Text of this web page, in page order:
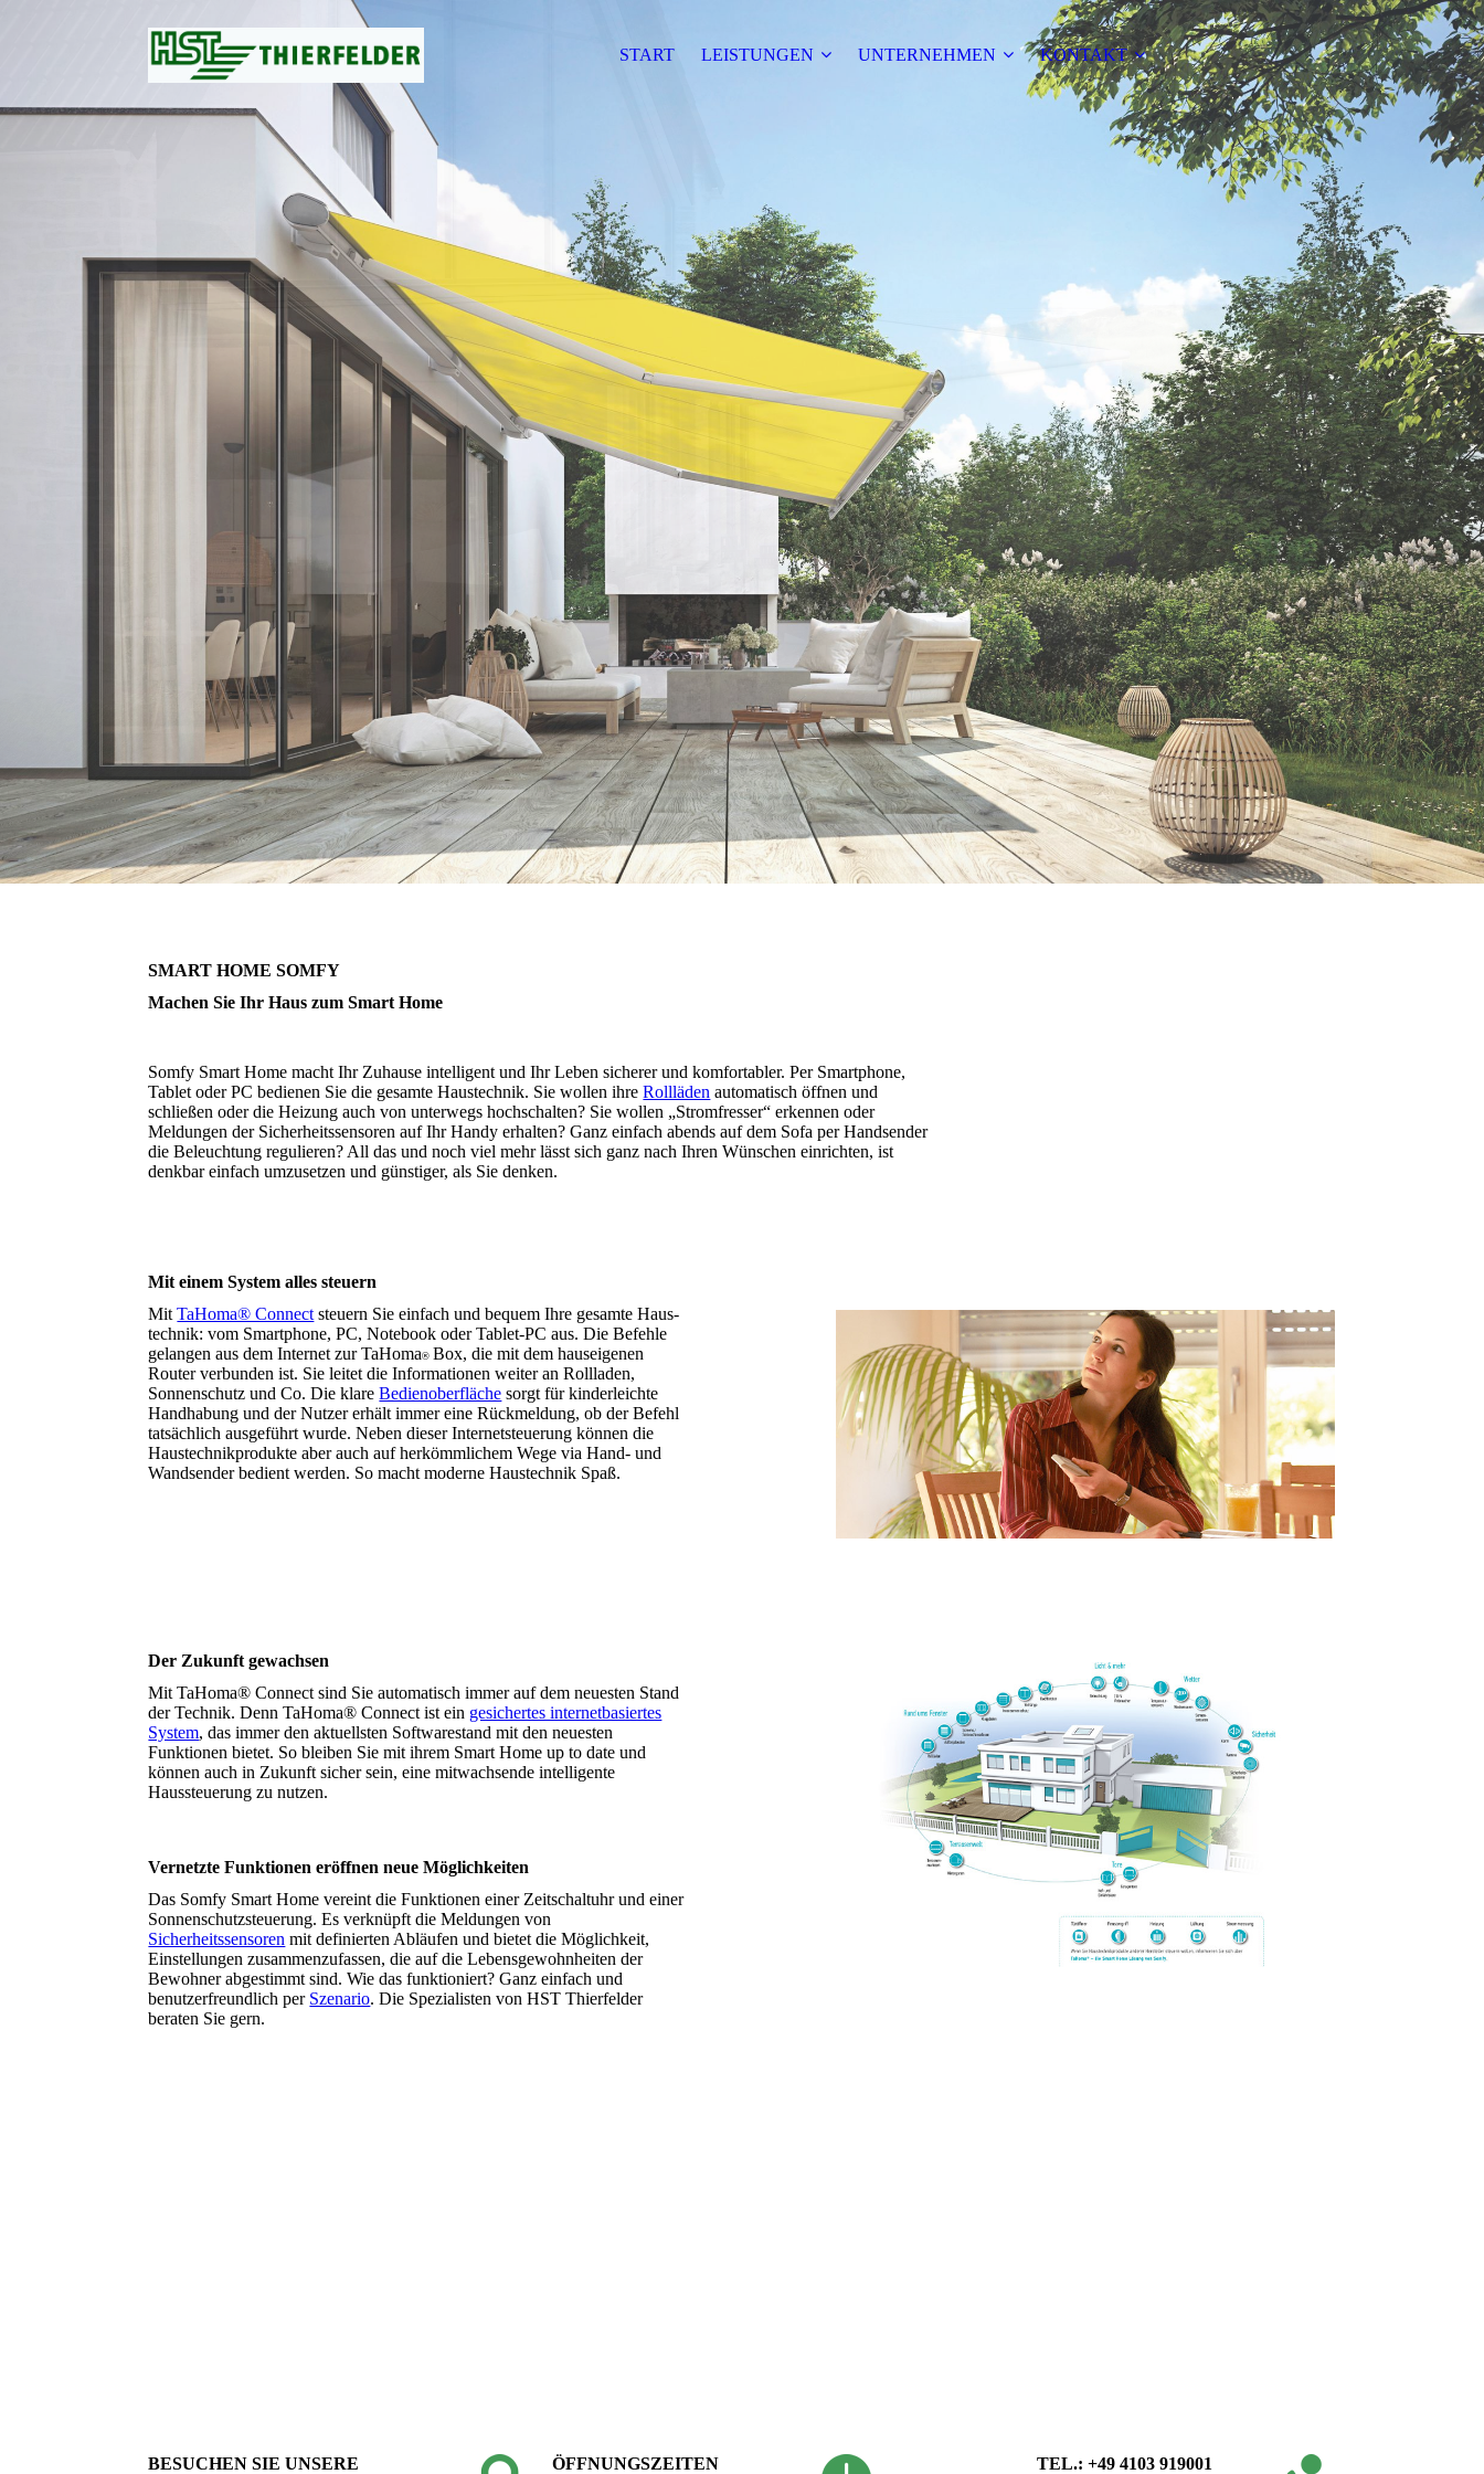
START LEISTUNGEN UNTERNEHMEN KONTAKT
SMART HOME SOMFY
Machen Sie Ihr Haus zum Smart Home
Somfy Smart Home macht Ihr Zuhause intelligent und Ihr Leben sicherer und komfortabler. Per Smartphone,
Tablet oder PC bedienen Sie die gesamte Haustechnik. Sie wollen ihreRollläden automatisch öffnen und
schließen oder die Heizung auch von unterwegs hochschalten? Sie wollen „Stromfresser“ erkennen oder
Meldungen der Sicherheitssensoren auf Ihr Handy erhalten? Ganz einfach abends auf dem Sofa per Handsender
die Beleuchtung regulieren? All das und noch viel mehr lässt sich ganz nach Ihren Wünschen einrichten, ist
denkbar einfach umzusetzen und günstiger, als Sie denken.
Mit einem System alles steuern
MitTaHoma® Connect steuern Sie einfach und bequem Ihre gesamte Haus­
technik: vom Smartphone, PC, Notebook oder Tablet-PC aus. Die Befehle
gelangen aus dem Internet zur TaHoma® Box, die mit dem haus­eigenen
Router verbunden ist. Sie leitet die Infor­mationen weiter an Rollladen,
Sonnenschutz und Co. Die klareBedienoberfläche sorgt für kinderleichte
Hand­habung und der Nutzer erhält immer eine Rückmeldung, ob der Befehl
tatsächlich ausgeführt wurde. Neben dieser Internetsteuerung können die
Haustechnik­produkte aber auch auf herkömmlichem Wege via Hand- und
Wandsender bedient werden. So macht moderne Haustechnik Spaß.
Der Zukunft gewachsen
Mit TaHoma® Connect sind Sie automatisch immer auf dem neuesten Stand
der Technik. Denn TaHoma® Connect ist ein gesichertes internetbasiertes
System, das immer den aktuellsten Soft­warestand mit den neuesten
Funktionen bietet. So bleiben Sie mit ihrem Smart Home up to date und
können auch in Zukunft sicher sein, eine mitwachsende intelligente
Haussteuerung zu nutzen.
Vernetzte Funktionen eröffnen neue Möglichkeiten
Das Somfy Smart Home vereint die Funktionen einer Zeitschaltuhr und einer
Sonnen­schutz­steuerung. Es verknüpft die Meldungen von
Sicherheitssensoren mit definierten Abläufen und bietet die Möglich­keit,
Einstellungen zusammen­zufassen, die auf die Lebensgewohnheiten der
Bewohner abgestimmt sind. Wie das funktioniert? Ganz einfach und
benutzer­freundlich per Szenario. Die Spezialisten von HST Thierfelder
beraten Sie gern.
BESUCHEN SIE UNSERE ÖFFNUNGSZEITEN TEL.: +49 4103 919001